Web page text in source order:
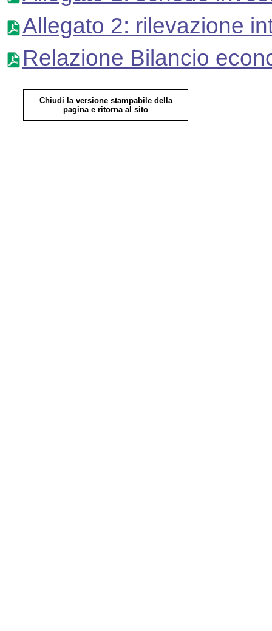
Allegato 2: rilevazione
Relazione Bilancio
Chiudi la versione stampabile della
pagina e ritorna al sito